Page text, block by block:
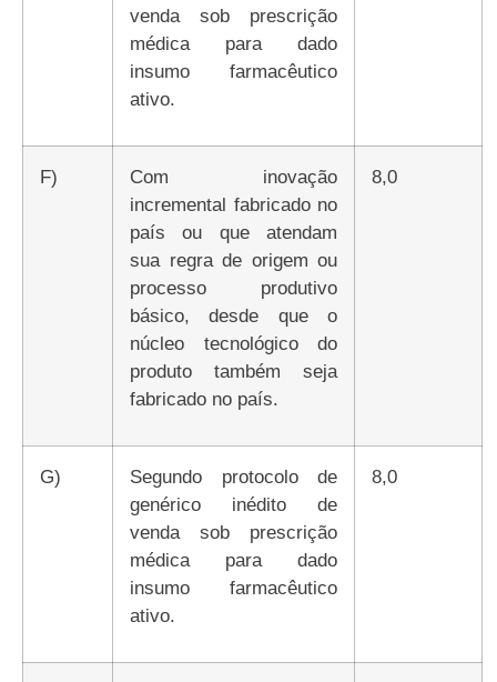
venda sob prescrição
médica para dado
insumo farmacêutico
ativo.
f)
Com inovação
incremental fabricado no
país ou que atendam
sua regra de origem ou
processo produtivo
básico, desde que o
núcleo tecnológico do
produto também seja
fabricado no país.
8,0
g)
Segundo protocolo de
genérico inédito de
venda sob prescrição
médica para dado
insumo farmacêutico
ativo.
8,0